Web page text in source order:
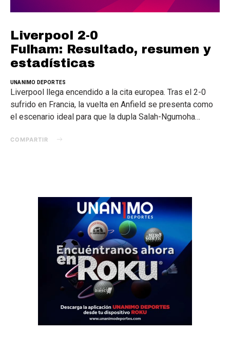
Liverpool 2-0
Fulham: Resultado, resumen y
estadísticas
UNANIMO DEPORTES
Liverpool llega encendido a la cita europea. Tras el 2-0
sufrido en Francia, la vuelta en Anfield se presenta como
el escenario ideal para que la dupla Salah-Ngumoha…
COMPARTIR